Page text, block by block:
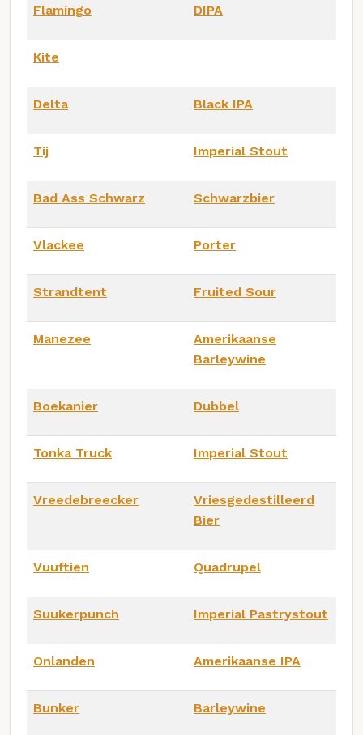
Flamingo DIPA
Kite
Delta Black IPA
Tij Imperial Stout
Bad Ass Schwarz Schwarzbier
Vlackee Porter
Strandtent Fruited Sour
Manezee
Amerikaanse
Barleywine
Boekanier Dubbel
Tonka Truck Imperial Stout
Vreedebreecker
Vriesgedestilleerd
Bier
Vuuftien Quadrupel
Suukerpunch Imperial Pastrystout
Onlanden Amerikaanse IPA
Bunker Barleywine